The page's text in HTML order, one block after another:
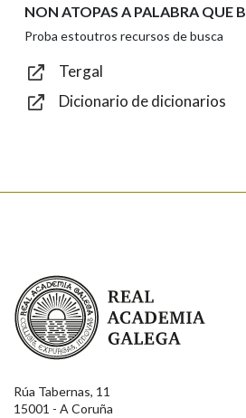
Texto de verificación
NON ATOPAS A PALABRA QUE
Proba estoutros recursos de busca
Tergal
Dicionario de dicionarios
Real Academia Galega
Rúa Tabernas, 11
15001 - A Coruña